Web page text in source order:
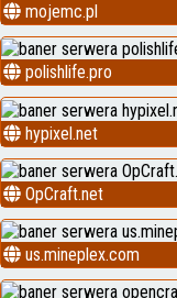
mojemc.pl
polishlife.pro
hypixel.net
OpCraft.net
us.mineplex.com